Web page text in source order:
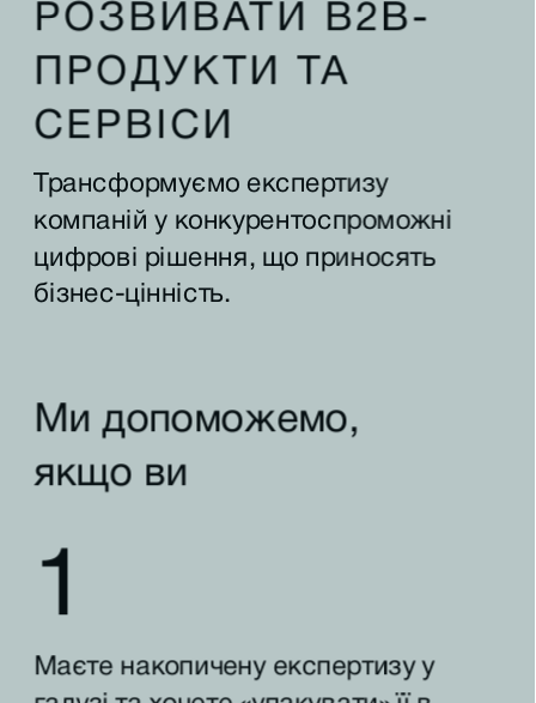
РОЗВИВАТИ B2B-
ПРОДУКТИ ТА
СЕРВІСИ
Трансформуємо експертизу
компаній у конкурентоспроможні
цифрові рішення, що приносять
бізнес-цінність.
Ми допоможемо,
якщо ви
1
Маєте накопичену експертизу у